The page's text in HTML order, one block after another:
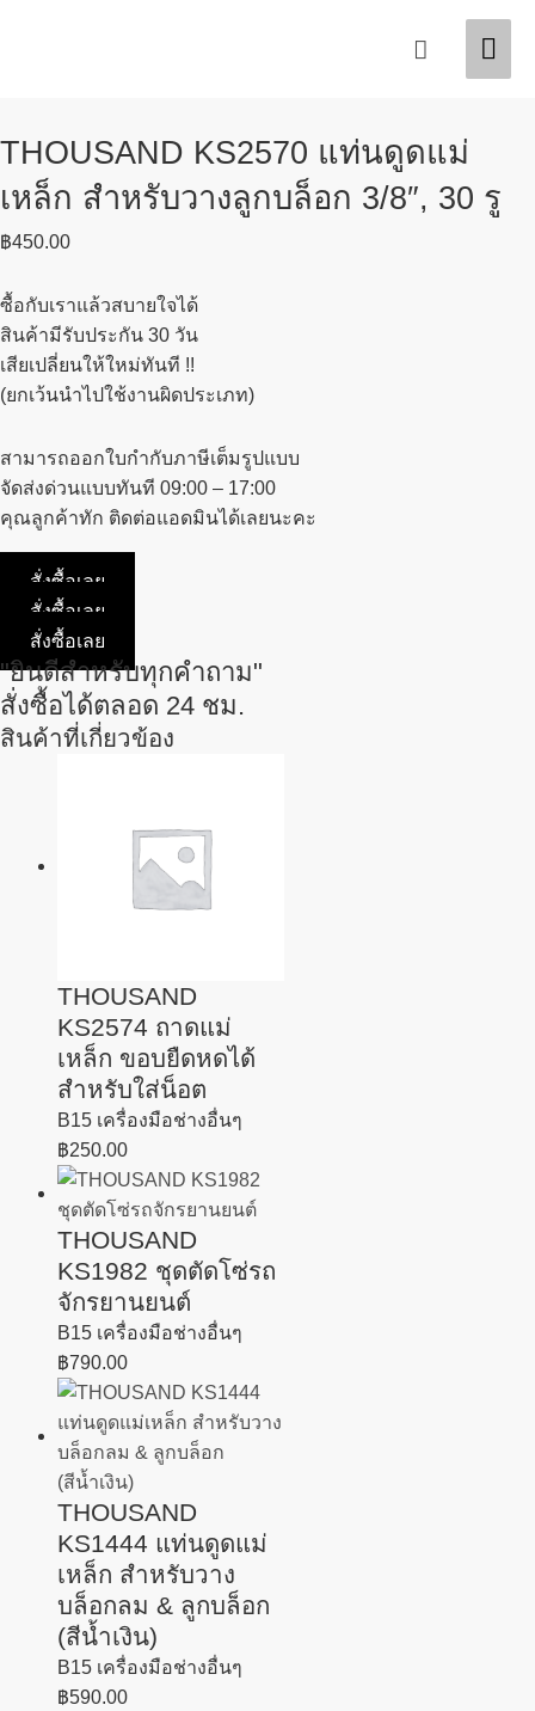
Search
THOUSAND KS2570 แท่นดูดแม่
เหล็ก สำหรับวางลูกบล็อก 3/8″, 30 รู
฿450.00
ซื้อกับเราแล้วสบายใจได้
สินค้ามีรับประกัน 30 วัน
เสียเปลี่ยนให้ใหม่ทันที !!
(ยกเว้นนำไปใช้งานผิดประเภท)
สามารถออกใบกำกับภาษีเต็มรูปแบบ
จัดส่งด่วนแบบทันที 09:00 – 17:00
คุณลูกค้าทัก ติดต่อแอดมินได้เลยนะคะ
สั่งซื้อเลย
สั่งซื้อเลย
สั่งซื้อเลย
"ยินดีสำหรับทุกคำถาม"
สั่งซื้อได้ตลอด 24 ชม.
สินค้าที่เกี่ยวข้อง
THOUSAND
KS2574 ถาดแม่
เหล็ก ขอบยืดหดได้
สำหรับใส่น็อต
B15 เครื่องมือช่างอื่นๆ
฿250.00
THOUSAND
KS1982 ชุดตัดโซ่รถ
จักรยานยนต์
B15 เครื่องมือช่างอื่นๆ
฿790.00
THOUSAND
KS1444 แท่นดูดแม่
เหล็ก สำหรับวาง
บล็อกลม & ลูกบล็อก
(สีน้ำเงิน)
B15 เครื่องมือช่างอื่นๆ
฿590.00